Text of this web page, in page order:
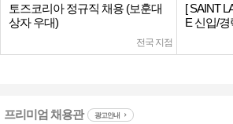
토즈코리아 정규직 채용 (보훈대
상자 우대)
전국 지점
[ SAINT
E 신입/
프리미엄 채용관 광고안내